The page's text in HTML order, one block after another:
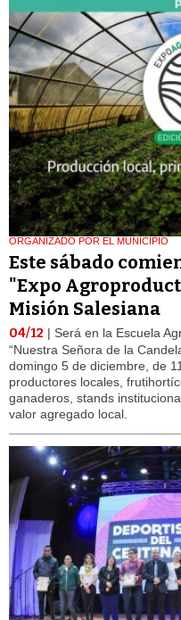
ORGANIZADO POR EL MUNICIPIO
Este sábado
"Expo
Misión Salesiana
04/12 | Será en la Escuela
“Nuestra Señora de la
domingo 5 de diciembre, de
productores locales,
ganaderos, stands
valor agregado local.